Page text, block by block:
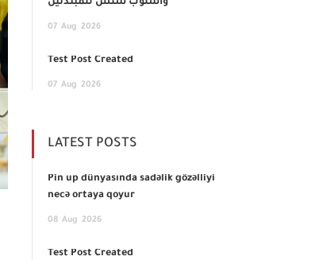
07 Aug 2026
Test Post Created
07 Aug 2026
LATEST POSTS
Pin up dünyasında sadəlik gözəlliyi
necə ortaya qoyur
08 Aug 2026
Test Post Created